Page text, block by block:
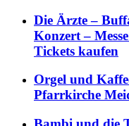
Die Ärzte –
Konzert –
Tickets kaufen
Orgel und
Pfarrkirche